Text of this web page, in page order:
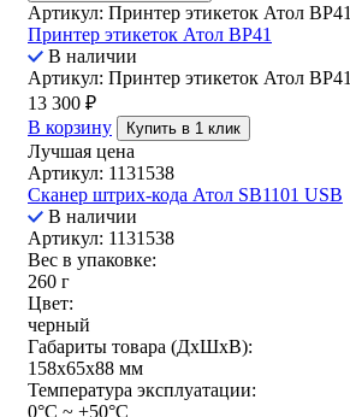
Артикул: Принтер этикеток Атол ВР41
Принтер этикеток Атол ВР41
В наличии
Артикул: Принтер этикеток Атол ВР41
13 300 ₽
В корзину
Купить в 1 клик
Лучшая цена
Артикул: 1131538
Сканер штрих-кода Атол SB1101 USB
В наличии
Артикул: 1131538
Вес в упаковке:
260 г
Цвет:
черный
Габариты товара (ДxШxВ):
158x65x88 мм
Температура эксплуатации:
0°C ~ +50°C